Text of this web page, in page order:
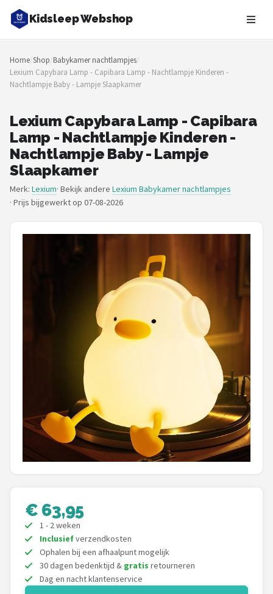
Kidsleep Webshop
Zoeken
NAVIGATIE
Shop
Merken
Blog
Slaaptrainers
Nachtlampjes
Slaaphulpen
POPULAIRE MERKEN
Aigostar
Flow Amsterdam
LUVION
KCVV
Decopatent
Countryfield
Home/Shop/Babykamer nachtlampjes/
Lexium Capybara Lamp - Capibara Lamp - Nachtlampje Kinderen -
Nachtlampje Baby - Lampje Slaapkamer
Lexium Capybara Lamp - Capibara
Lamp - Nachtlampje Kinderen -
Nachtlampje Baby - Lampje
Slaapkamer
Merk: Lexium· Bekijk andere Lexium Babykamer nachtlampjes
· Prijs bijgewerkt op 07-08-2026
€ 63,95
1 - 2 weken
Inclusiefverzendkosten
Ophalen bij een afhaalpunt mogelijk
30 dagen bedenktijd & gratis retourneren
Dag en nacht klantenservice